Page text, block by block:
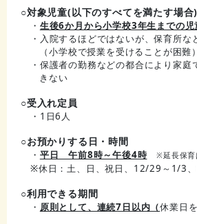
○対象児童(以下のすべてを満たす場合)
・ 生後6か月から小学校3年生までの児
・入院するほどではないが、保育所
（小学校で授業を受けることが困難）
・保護者の勤務などの都合により家
きない
○受入れ定員
・1日6人
○お預かりする日・時間
・ 平日 午前8時～午後4時 ※延長保育
※休日：土、日、祝日、12/29～1/3
○利用できる期間
・ 原則として、連続7日以内（休業日を